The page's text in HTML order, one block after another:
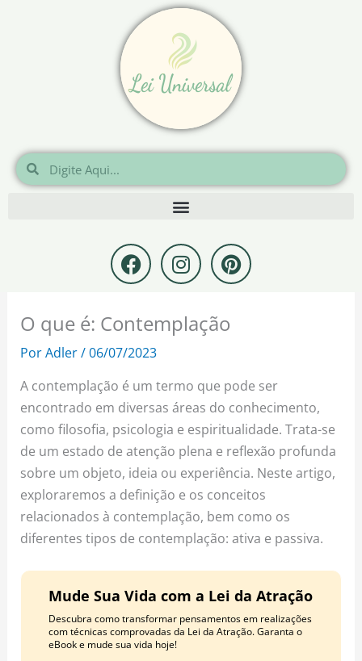
Pesquisar
Pesquisar
F
a
c
e
b
o
k
I
n
s
t
a
a
m
P
i
n
s
t
O que é: Contemplação
PorAdler/06/07/2023
A contemplação é um termo que pode ser
encontrado em diversas áreas do conhecimento,
como filosofia, psicologia e espiritualidade. Trata-se
de um estado de atenção plena e reflexão profunda
sobre um objeto, ideia ou experiência. Neste artigo,
exploraremos a definição e os conceitos
relacionados à contemplação, bem como os
diferentes tipos de contemplação: ativa e passiva.
Mude Sua Vida com a Lei da Atração
Descubra como transformar pensamentos em realizações
com técnicas comprovadas da Lei da Atração. Garanta o
eBook e mude sua vida hoje!